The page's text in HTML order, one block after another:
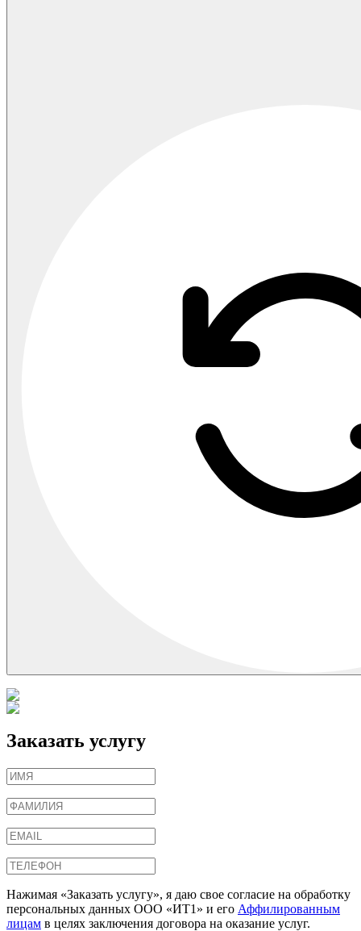
Заказать услугу
Нажимая «Заказать услугу», я даю свое согласие на обработку
персональных данных ООО «ИТ1» и его Аффилированным
лицам в целях заключения договора на оказание услуг.